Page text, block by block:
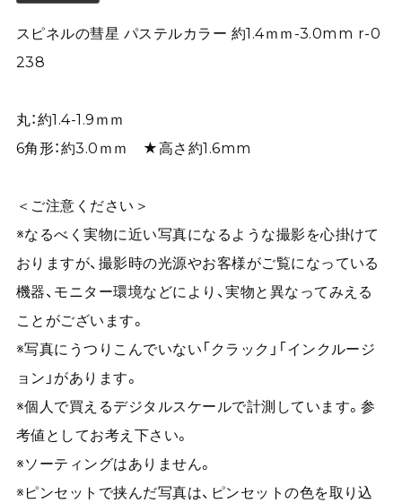
スピネルの彗星 パステルカラー 約1.4ｍｍ-3.0mm r-0
238
丸：約1.4-1.9ｍｍ
6角形：約3.0ｍｍ ★高さ約1.6mm
＜ご注意ください＞
※なるべく実物に近い写真になるような撮影を心掛けて
おりますが、撮影時の光源やお客様がご覧になっている
機器、モニター環境などにより、実物と異なってみえる
ことがございます。
※写真にうつりこんでいない「クラック」「インクルージ
ョン」があります。
※個人で買えるデジタルスケールで計測しています。参
考値としてお考え下さい。
※ソーティングはありません。
※ピンセットで挟んだ写真は、ピンセットの色を取り込